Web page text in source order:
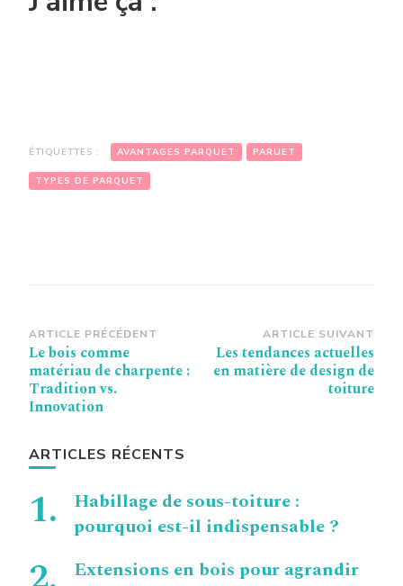
ÉTIQUETTES : AVANTAGES PARQUET PARUET
TYPES DE PARQUET
Navigation
d’article
ARTICLE PRÉCÉDENT
Le bois comme
matériau de charpente :
Tradition vs.
Innovation
ARTICLE SUIVANT
Les tendances actuelles
en matière de design de
toiture
ARTICLES RÉCENTS
Habillage de sous-toiture :
pourquoi est-il indispensable ?
Extensions en bois pour agrandir